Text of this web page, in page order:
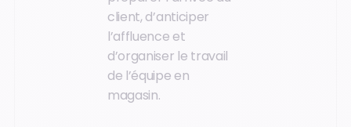
client, d’anticiper
l’affluence et
d’organiser le travail
de l’équipe en
magasin.